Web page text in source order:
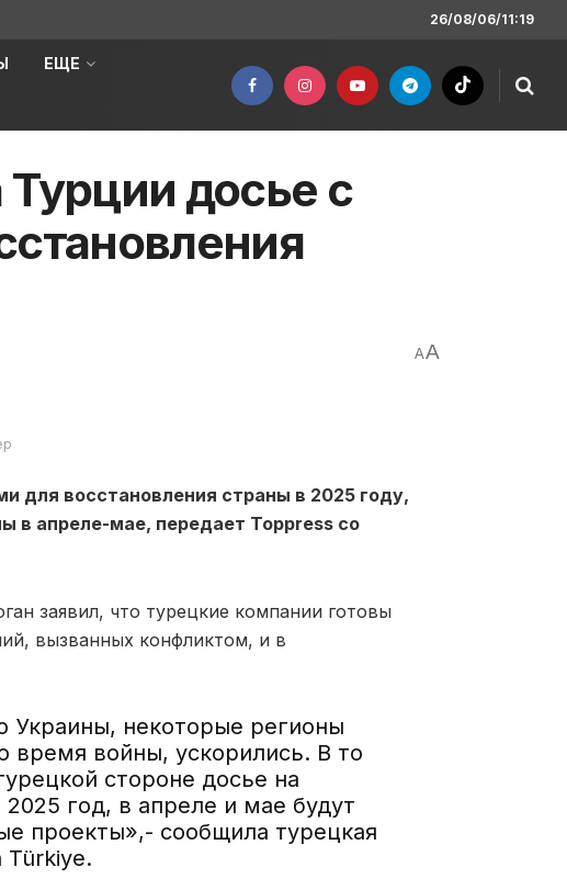
26/08/06/11:19
ЕЩЕ
досье с
AA
для восстановления страны в 2025 году,
в апреле-мае, передает Toppress со
заявил, что турецкие компании готовы
вызванных конфликтом, и в
Украины, некоторые регионы
время войны, ускорились. В то
стороне досье на
год, в апреле и мае будут
проекты»,- сообщила турецкая
Türkiye.